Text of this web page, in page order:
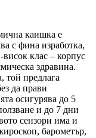
каишка е
с фина изработка,
клас – корпус
здравина.
той предлага
да прави
осигурява до 5
и до 7 дни
сензори има и
барометър,